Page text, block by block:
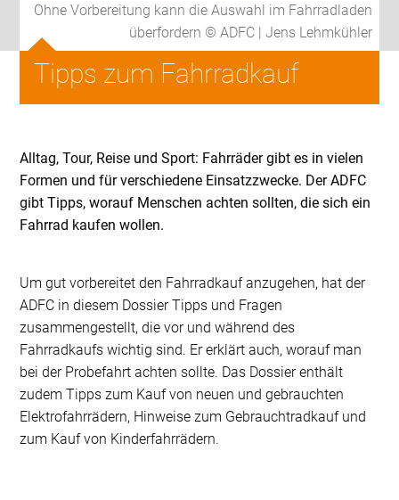
Ohne Vorbereitung kann die Auswahl im Fahrradladen
überfordern © ADFC | Jens Lehmkühler
Tipps zum Fahrradkauf
Alltag, Tour, Reise und Sport: Fahrräder gibt es in vielen
Formen und für verschiedene Einsatzzwecke. Der ADFC
gibt Tipps, worauf Menschen achten sollten, die sich ein
Fahrrad kaufen wollen.
Um gut vorbereitet den Fahrradkauf anzugehen, hat der
ADFC in diesem Dossier Tipps und Fragen
zusammengestellt, die vor und während des
Fahrradkaufs wichtig sind. Er erklärt auch, worauf man
bei der Probefahrt achten sollte. Das Dossier enthält
zudem Tipps zum Kauf von neuen und gebrauchten
Elektrofahrrädern, Hinweise zum Gebrauchtradkauf und
zum Kauf von Kinderfahrrädern.